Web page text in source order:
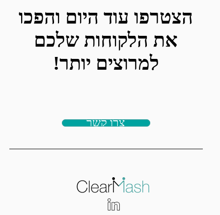
הצטרפו עוד היום והפכו
את הלקוחות שלכם
למרוצים יותר!
צרו קשר